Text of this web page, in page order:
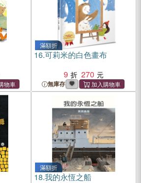
滿額折
16.可莉米的白色畫布
9
270
無庫存
滿額折
18.我的永恆之船